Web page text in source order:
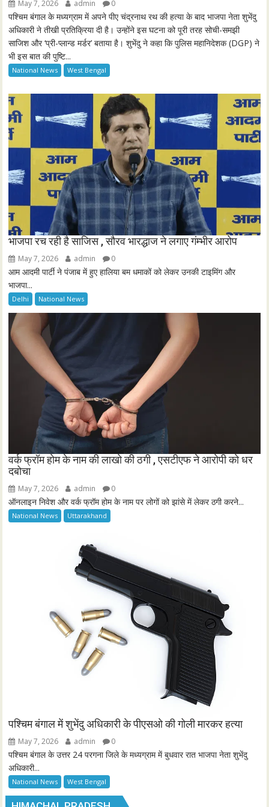
s
l
s
e
n
May 7, 2026 admin 0
पश्चिम बंगाल के मध्यग्राम में अपने पीए चंद्रनाथ रथ की हत्या के बाद भाजपा नेता शुभेंदु
अधिकारी ने तीखी प्रतिक्रिया दी है। उन्होंने इस घटना को पूरी तरह सोची-समझी
साजिश और ‘प्री-प्लान्ड मर्डर’ बताया है। शुभेंदु ने कहा कि पुलिस महानिदेशक (DGP) ने
भी इस बात की पुष्टि...
National News West Bengal
भाजपा रच रही है साजिस , सौरव भारद्धाज ने लगाए गंम्भीर आरोप
May 7, 2026 admin 0
आम आदमी पार्टी ने पंजाब में हुए हालिया बम धमाकों को लेकर उनकी टाइमिंग और
भाजपा...
Delhi National News
वर्क फ्रॉम होम के नाम की लाखो की ठगी , एसटीएफ ने आरोपी को धर
दबोचा
May 7, 2026 admin 0
ऑनलाइन निवेश और वर्क फ्रॉम होम के नाम पर लोगों को झांसे में लेकर ठगी करने...
National News Uttarakhand
पश्चिम बंगाल में शुभेंदु अधिकारी के पीएसओ की गोली मारकर हत्या
May 7, 2026 admin 0
पश्चिम बंगाल के उत्तर 24 परगना जिले के मध्यग्राम में बुधवार रात भाजपा नेता शुभेंदु
अधिकारी...
National News West Bengal